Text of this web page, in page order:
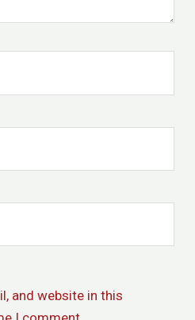
and website in this